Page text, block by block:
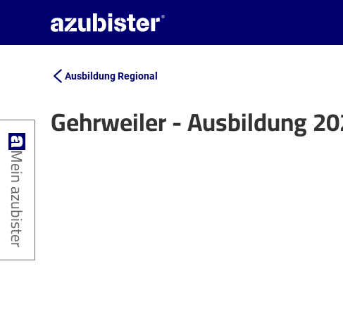
Ausbildung Regional
Gehrweiler - Ausbildung
Mein azubister